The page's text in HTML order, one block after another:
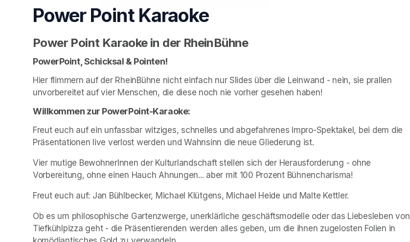
Power Point Karaoke
Power Point Karaoke in der RheinBühne
PowerPoint, Schicksal & Pointen!
Hier flimmern auf der RheinBühne nicht einfach nur Slides über die Leinwand - nein, sie prallen
unvorbereitet auf vier Menschen, die diese noch nie vorher gesehen haben!
Willkommen zur PowerPoint-Karaoke:
Freut euch auf ein unfassbar witziges, schnelles und abgefahrenes Impro-Spektakel, bei dem die
Präsentationen live verlost werden und Wahnsinn die neue Gliederung ist.
Vier mutige BewohnerInnen der Kulturlandschaft stellen sich der Herausforderung - ohne
Vorbereitung, ohne einen Hauch Ahnungen... aber mit 100 Prozent Bühnencharisma!
Freut euch auf: Jan Bühlbecker, Michael Klütgens, Michael Heide und Malte Kettler.
Ob es um philosophische Gartenzwerge, unerklärliche geschäftsmodelle oder das Liebesleben von
Tiefkühlpizza geht - die Präsentierenden werden alles geben, um die ihnen zugelosten Folien in